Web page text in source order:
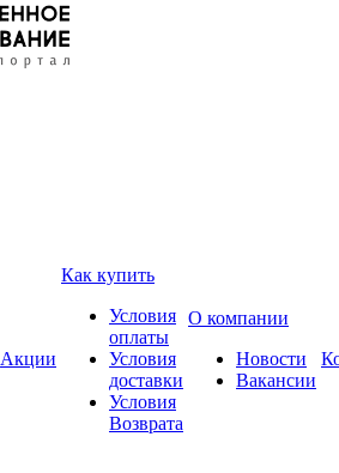
Акции
Как купить
Условия
оплаты
Условия
доставки
Условия
Возврата
О компании
Новости
Вакансии